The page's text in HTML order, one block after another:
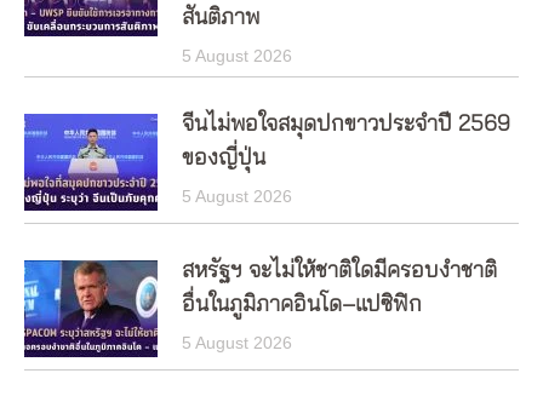
สันติภาพ
5 August 2026
จีนไม่พอใจสมุดปกขาวประจำปี 2569
ของญี่ปุ่น
5 August 2026
สหรัฐฯ จะไม่ให้ชาติใดมีครอบงำชาติ
อื่นในภูมิภาคอินโด–แปซิฟิก
5 August 2026